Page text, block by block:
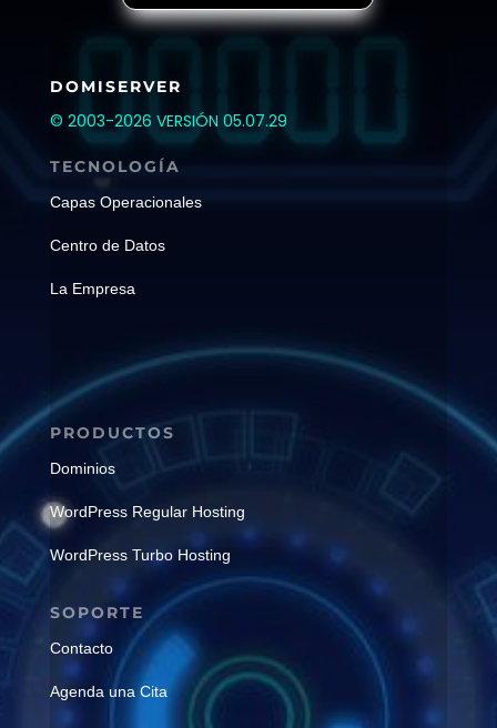
DOMISERVER
© 2003-2026 VERSIÓN 05.07.29
TECNOLOGÍA
Capas Operacionales
Centro de Datos
La Empresa
PRODUCTOS
Dominios
WordPress Regular Hosting
WordPress Turbo Hosting
SOPORTE
Contacto
Agenda una Cita